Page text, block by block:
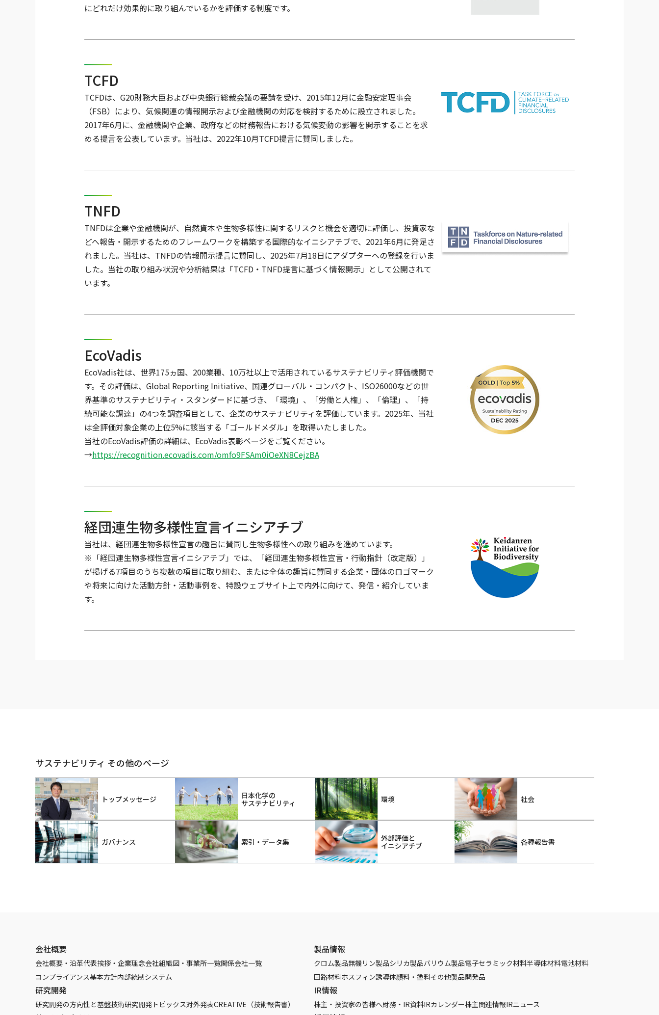
にどれだけ効果的に取り組んでいるかを評価する制度です。
TCFD
TCFDは、G20財務大臣および中央銀行総裁会議の要請を受け、2015年12月に金融安定理事会
（FSB）により、気候関連の情報開示および金融機関の対応を検討するために設立されました。
2017年6月に、金融機関や企業、政府などの財務報告における気候変動の影響を開示することを求
める提言を公表しています。当社は、2022年10月TCFD提言に賛同しました。
TNFD
TNFDは企業や金融機関が、自然資本や生物多様性に関するリスクと機会を適切に評価し、投資家な
どへ報告・開示するためのフレームワークを構築する国際的なイニシアチブで、2021年6月に発足さ
れました。当社は、TNFDの情報開示提言に賛同し、2025年7月18日にアダプターへの登録を行いま
した。当社の取り組み状況や分析結果は「TCFD・TNFD提言に基づく情報開示」として公開されて
います。
EcoVadis
EcoVadis社は、世界175ヵ国、200業種、10万社以上で活用されているサステナビリティ評価機関で
す。その評価は、Global Reporting Initiative、国連グローバル・コンパクト、ISO26000などの世
界基準のサステナビリティ・スタンダードに基づき、「環境」、「労働と人権」、「倫理」、「持
続可能な調達」の4つを調査項目として、企業のサステナビリティを評価しています。2025年、当社
は全評価対象企業の上位5%に該当する「ゴールドメダル」を取得いたしました。
当社のEcoVadis評価の詳細は、EcoVadis表彰ページをご覧ください。
→https://recognition.ecovadis.com/omfo9FSAm0iOeXN8CejzBA
経団連生物多様性宣言イニシアチブ
当社は、経団連生物多様性宣言の趣旨に賛同し生物多様性への取り組みを進めています。
※「経団連生物多様性宣言イニシアチブ」では、「経団連生物多様性宣言・行動指針（改定版）」
が掲げる7項目のうち複数の項目に取り組む、または全体の趣旨に賛同する企業・団体のロゴマーク
や将来に向けた活動方針・活動事例を、特設ウェブサイト上で内外に向けて、発信・紹介していま
す。
サステナビリティ その他のページ
トップメッセージ
日本化学の
サステナビリティ
環境 社会
ガバナンス 索引・データ集
外部評価と
イニシアチブ
各種報告書
会社概要
会社概要・沿革代表挨拶・企業理念会社組織図・事業所一覧関係会社一覧
コンプライアンス基本方針内部統制システム
製品情報
クロム製品無機リン製品シリカ製品バリウム製品電子セラミック材料半導体材料電池材料
回路材料ホスフィン誘導体顔料・塗料その他製品開発品
研究開発
研究開発の方向性と基盤技術研究開発トピックス対外発表CREATIVE（技術報告書）
IR情報
株主・投資家の皆様へ財務・IR資料IRカレンダー株主関連情報IRニュース